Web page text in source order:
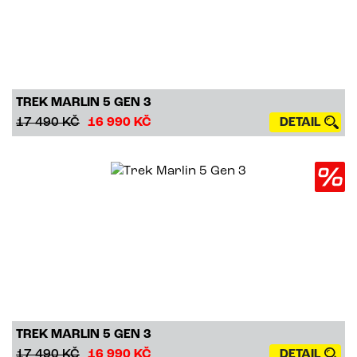
TREK MARLIN 5 GEN 3
17 490 KČ
16 990 KČ DETAIL
TREK MARLIN 5 GEN 3
17 490 KČ
16 990 KČ DETAIL